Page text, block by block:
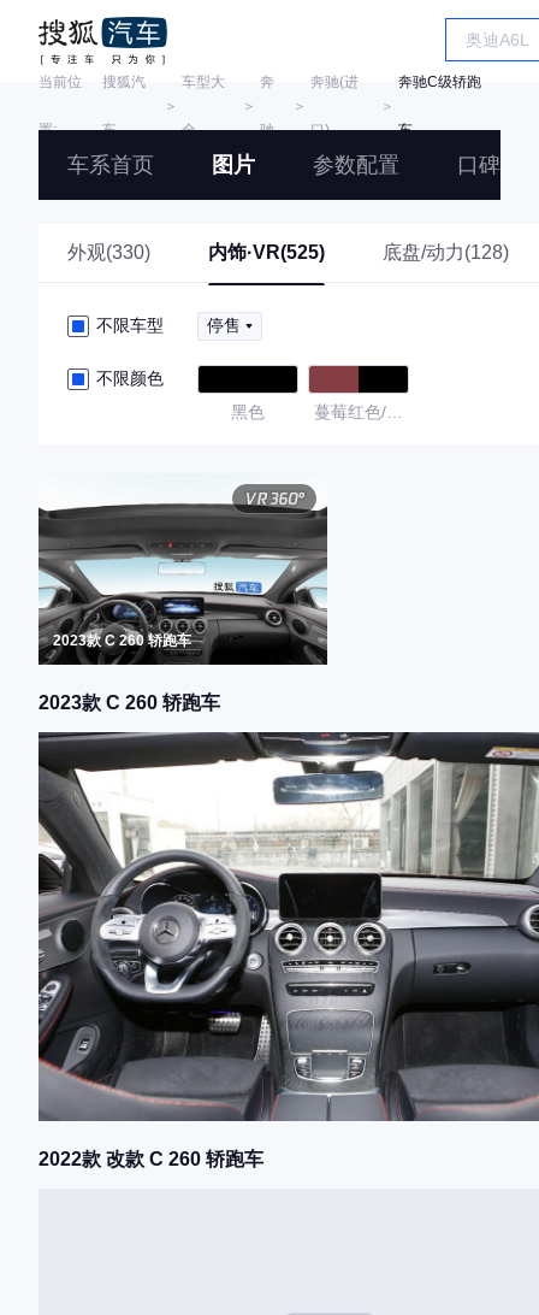
当前位
置:
搜狐汽
车
＞
车型大
全
＞
奔
驰
＞
奔驰(进
口)
＞
奔驰C级轿跑
车
车系首页 图片 参数配置 口碑
外观(330) 内饰·VR(525) 底盘/动力(128)
不限车型 停售
不限颜色
黑色
蔓莓红色/黑
2023款 C 260 轿跑车
2023款 C 260 轿跑车
2022款 改款 C 260 轿跑车